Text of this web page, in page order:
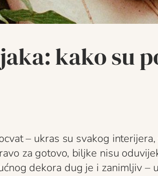
kako su
– ukras su svakog
za gotovo, biljke nisu
dekora dug je i zanimljiv